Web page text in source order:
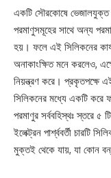
একটি সৌরকোষে ভেজালযুক্ত
পরমাণুসমূহের সাথে অন্য
হয়। ফলে এই সিলিকনের
অনাকাংক্ষিত মনে করলেও,
নিয়ন্ত্রণ করে। প্রকৃতপক্ষে
সিলিকনের মধ্যে একটি করে
পরমাণুর সর্ববহিস্থঃ স্তরে ৫
ইলেক্ট্রন পার্শ্ববর্তী চারটি
মুক্তই থেকে যায়, যা কোন